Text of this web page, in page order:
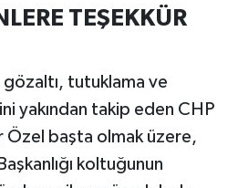
TEŞEKKÜR
gözaltı, tutuklama ve
yakından takip eden CHP
Özel başta olmak üzere,
koltuğunun